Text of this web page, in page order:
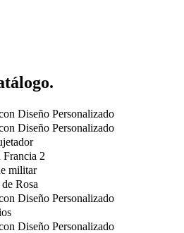
Diseño Personalizado
Diseño Personalizado
2
militar
Rosa
Diseño Personalizado
Diseño Personalizado